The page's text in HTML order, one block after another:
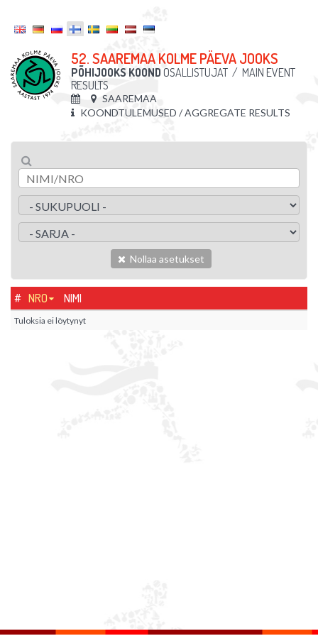
52. SAAREMAA KOLME PÄEVA JOOKS
PÕHIJOOKS KOOND OSALLISTUJAT / MAIN EVENT
RESULTS
SAAREMAA
KOONDTULEMUSED / AGGREGATE RESULTS
Nollaa asetukset
# NRO NIMI
Tuloksia ei löytynyt